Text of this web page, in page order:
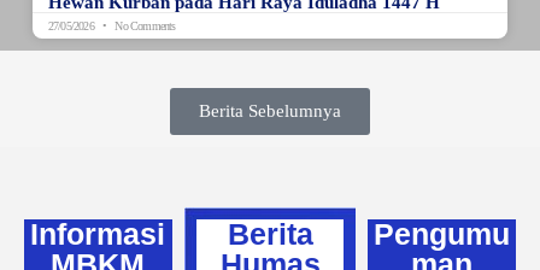
27/05/2026 No Comments
Berita Sebelumnya
Informasi
Berita
Pengumu